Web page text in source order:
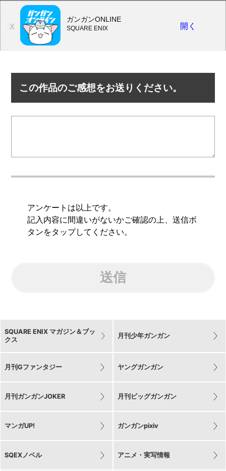
この作品のご感想をお送りください。
アンケートは以上です。
記入内容に間違いがないかご確認の上、送信ボ
タンをタップしてください。
送信
SQUARE ENIX マガジン＆ブッ
クス
月刊少年ガンガン
月刊Gファンタジー ヤングガンガン
月刊ガンガンJOKER 月刊ビッグガンガン
マンガUP! ガンガンpixiv
SQEXノベル アニメ・実写情報
X
ガンガンONLINE
SQUARE ENIX 開く